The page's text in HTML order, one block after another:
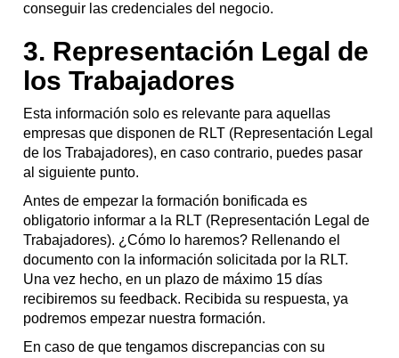
conseguir las credenciales del negocio.
3. Representación Legal de
los Trabajadores
Esta información solo es relevante para aquellas
empresas que disponen de RLT (Representación Legal
de los Trabajadores), en caso contrario, puedes pasar
al siguiente punto.
Antes de empezar la formación bonificada es
obligatorio informar a la RLT (Representación Legal de
Trabajadores). ¿Cómo lo haremos? Rellenando el
documento con la información solicitada por la RLT.
Una vez hecho, en un plazo de máximo 15 días
recibiremos su feedback. Recibida su respuesta, ya
podremos empezar nuestra formación.
En caso de que tengamos discrepancias con su